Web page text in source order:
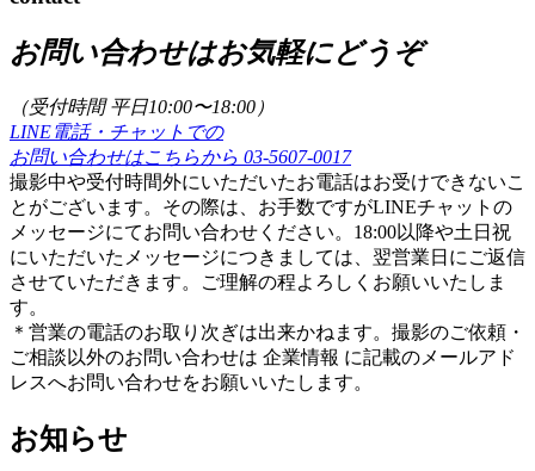
お問い合わせはお気軽にどうぞ
（受付時間 平日10:00〜18:00）
LINE電話・チャットでの
お問い合わせはこちらから 03-5607-0017
撮影中や受付時間外にいただいたお電話はお受けできないこ
とがございます。その際は、お手数ですがLINEチャットの
メッセージにてお問い合わせください。18:00以降や土日祝
にいただいたメッセージにつきましては、翌営業日にご返信
させていただきます。ご理解の程よろしくお願いいたしま
す。
＊営業の電話のお取り次ぎは出来かねます。撮影のご依頼・
ご相談以外のお問い合わせは 企業情報 に記載のメールアド
レスへお問い合わせをお願いいたします。
お知らせ